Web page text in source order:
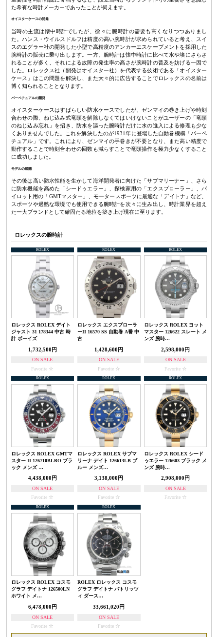
た希有な時計メーカーであったことが伺えます。
オイスターケースの開発
当時の主流は懐中時計でしたが、徐々に腕時計の需要も高くなりつつありまし
た。ハンス・ウイルスドルフは精度の高い腕時計が求められていると考え、スイ
スのエグラー社の開発した小型で高精度のアンカーエスケープメントを採用した
腕時計の販売に乗り出します。一方、腕時計は懐中時計に比べて水や埃にさらさ
れることが多く、それによる故障の発生率の高さが腕時計の普及を妨げる一因で
した。ロレックス社（開発はオイスター社）を代表する技術である「オイスター
ケース」はこの問題を解決し、また大々的に広告することでロレックスの名前は
博く知られることとなります。
パーペチュアルの開発
オイスターケースはすばらしい防水ケースでしたが、ゼンマイの巻き上げや時刻
合わせの際、ねじ込み式竜頭を解除しなくてはいけないことがユーザーの「竜頭
のねじ込み忘れ」を招き、防水を謳った腕時計だけに水の進入による修理も少な
くありませんでした。これを解決したのが1931年に登場した自動巻機構「パーペ
チュアル」です。これにより、ゼンマイの手巻きが不要となり、また高い精度で
動作することで時刻合わせの回数も減らすことで竜頭操作を極力少なくすること
に成功しました。
モデルの展開
その後は高い防水性能を生かして海洋開発者に向けた「サブマリーナー」、さら
に防水機能を高めた「シードゥエラー」、探検家用の「エクスプローラー」、パ
イロット用の「GMTマスター」、モータースポーツに最適な「デイトナ」など、
スポーツや過酷な環境でも使用できる腕時計を次々に生み出し、時計業界を超え
た一大ブランドとして確固たる地位を築き上げ現在に至ります。
ロレックスの腕時計
ROLEX
ロレックス ROLEX デイト
ジャスト 31 178344 中古 時
計 ボーイズ
1,732,500円
ON SALE
Favorite
ROLEX
ロレックス エクスプローラ
ーII 16570 SS 自動巻 A番 中
古
1,428,600円
ON SALE
Favorite
ROLEX
ロレックス ROLEX ヨット
マスター 126622 スレート メ
ンズ 腕時…
2,598,000円
ON SALE
Favorite
ROLEX
ロレックス ROLEX GMTマ
スター II 126710BLRO ブラ
ック メンズ …
4,438,000円
ON SALE
Favorite
ROLEX
ロレックス ROLEX サブマ
リーナ デイト 126613LB ブ
ルー メンズ…
3,138,000円
ON SALE
Favorite
ROLEX
ロレックス ROLEX シード
ゥエラー 126603 ブラック メ
ンズ 腕時…
2,908,000円
ON SALE
Favorite
ROLEX
ロレックス ROLEX コスモ
グラフ デイトナ 126500LN
ホワイト メ…
6,478,000円
ON SALE
Favorite
ROLEX
ROLEX ロレックス コスモ
グラフ デイトナ パトリッツ
ィ ダース…
33,661,020円
ON SALE
Favorite